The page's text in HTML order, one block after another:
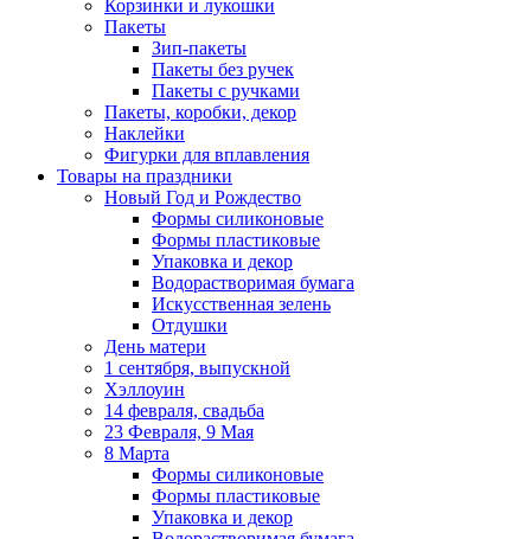
Корзинки и лукошки
Пакеты
Зип-пакеты
Пакеты без ручек
Пакеты с ручками
Пакеты, коробки, декор
Наклейки
Фигурки для вплавления
Товары на праздники
Новый Год и Рождество
Формы силиконовые
Формы пластиковые
Упаковка и декор
Водорастворимая бумага
Искусственная зелень
Отдушки
День матери
1 сентября, выпускной
Хэллоуин
14 февраля, свадьба
23 Февраля, 9 Мая
8 Марта
Формы силиконовые
Формы пластиковые
Упаковка и декор